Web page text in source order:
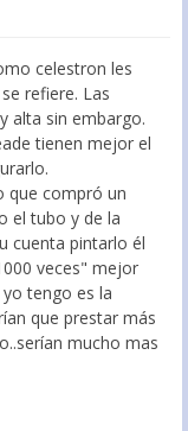
celestron les
refiere. Las
alta sin embargo.
tienen mejor el
que compró un
el tubo y de la
cuenta pintarlo él
veces" mejor
tengo es la
que prestar más
mucho mas